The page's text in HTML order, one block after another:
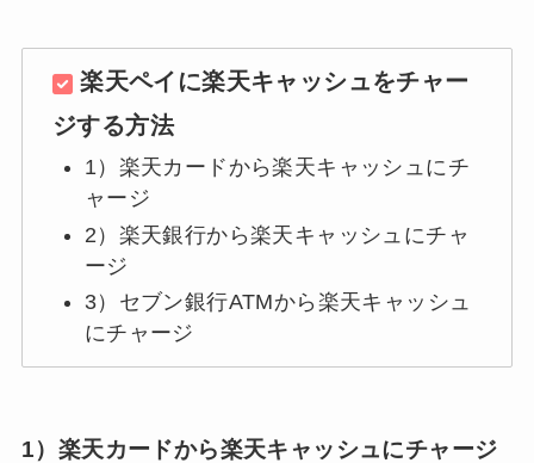
楽天ペイに楽天キャッシュをチャー
ジする方法
1）楽天カードから楽天キャッシュにチ
ャージ
2）楽天銀行から楽天キャッシュにチャ
ージ
3）セブン銀行ATMから楽天キャッシュ
にチャージ
1）楽天カードから楽天キャッシュにチャージ